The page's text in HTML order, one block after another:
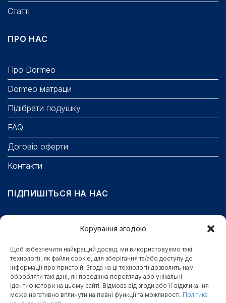
Керування згодою
Щоб забезпечити найкращий досвід, ми використовуємо такі
технології, як файли cookie, для зберігання та/або доступу до
інформації про пристрій. Згода на ці технології дозволить нам
обробляти такі дані, як поведінка перегляду або унікальні
ідентифікатори на цьому сайті. Відмова від згоди або її відкликання
може негативно вплинути на певні функції та можливості. Політика
Статті
ПРО НАС
Про Dormeo
Dormeo матраци
Підібрати подушку
FAQ
Договір оферти
Контакти
ПІДПИШІТЬСЯ НА НАС
Поле обов’язкове для заповнення.
Станьте першими, хто отримає бонуси, новини та
доступ до секретних знижок